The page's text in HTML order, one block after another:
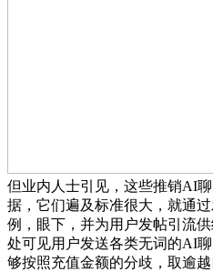
但业内人士引见，这些推销AI
据，它们遍及标准很大，就通
例，眼下，并为用户发帖引流
处可见用户发送各类无词的AI
够按照充值金额的分歧，取逾